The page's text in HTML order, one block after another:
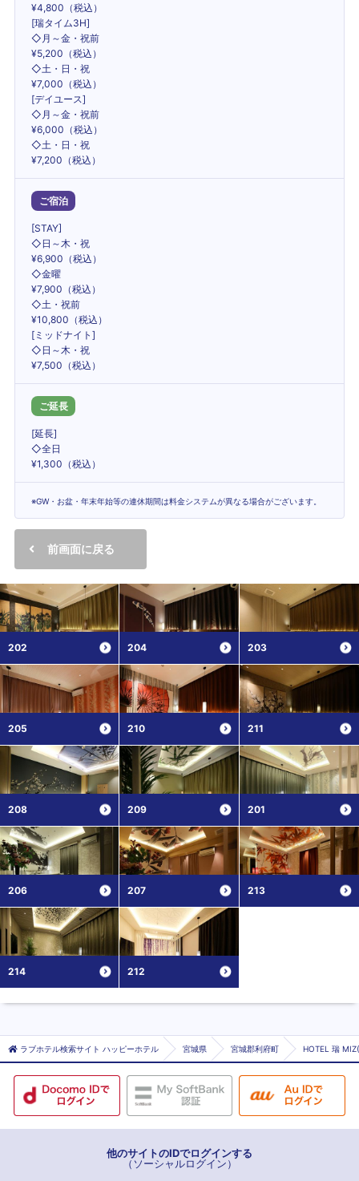
¥4,800（税込）
[瑞タイム3H]
◇月～金・祝前
¥5,200（税込）
◇土・日・祝
¥7,000（税込）
[デイユース]
◇月～金・祝前
¥6,000（税込）
◇土・日・祝
¥7,200（税込）
ご宿泊
[STAY]
◇日～木・祝
¥6,900（税込）
◇金曜
¥7,900（税込）
◇土・祝前
¥10,800（税込）
[ミッドナイト]
◇日～木・祝
¥7,500（税込）
ご延長
[延長]
◇全日
¥1,300（税込）
※GW・お盆・年末年始等の連休期間は料金システムが異なる場合がございます。
前画面に戻る
202 204 203
205 210 211
208 209 201
206 207 213
214 212
ラブホテル検索サイト ハッピーホテル 宮城県 宮城郡利府町 HOTEL 瑞
他のサイトのIDでログインする
（ソーシャルログイン）